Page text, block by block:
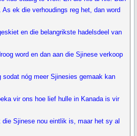
ek die verhoudings reg het, dan word
en die belangrikste hadelsdeel van
word en dan aan die Sjinese verkoop
nóg meer Sjinesies gemaak kan
vir ons hoe lief hulle in Kanada is vir
Sjinese nou eintlik is, maar het sy al